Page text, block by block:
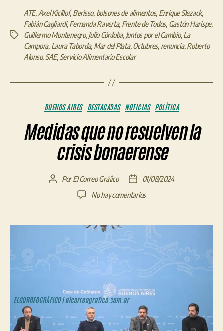
Etiquetas
ATE, Axel Kicillof,Berisso, bolsones de alimentos, Enrique Slezack,
Fabián Cagliardi,Fernanda Raverta, Frente de Todos, Gastón Harispe,
Guillermo Montenegro,Julio Córdoba, Juntos por el Cambio,La
Campora, Laura Taborda, Mar del Plata,Octubres, renuncia,Roberto
Alonso, SAE, Servicio Alimentario Escolar
Categorías
BUENOS AIRES DESTACADAS NOTICIAS POLÍTICA
Medidas que no resuelven la
crisis bonaerense
AutorPorEl Correo Gráfico
Fecha
de
01/08/2024
No hay comentariosen
no